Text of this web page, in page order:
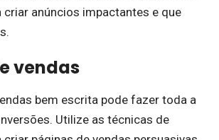
criar anúncios impactantes e que
vendas
bem escrita pode fazer toda a
Utilize as técnicas de